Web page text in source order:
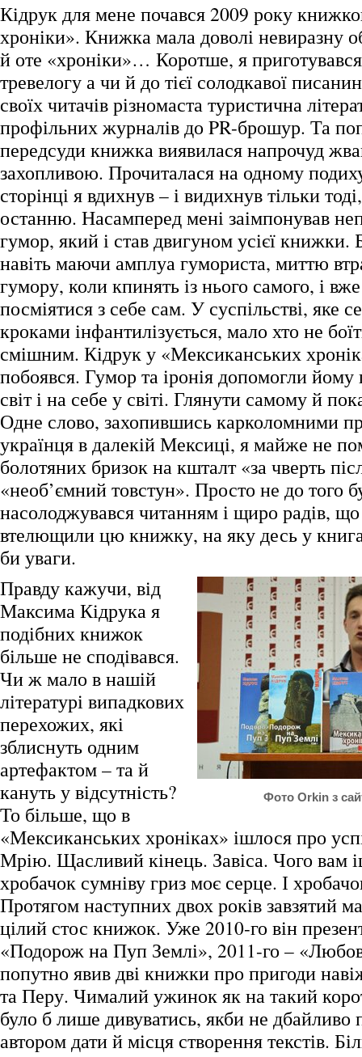
Кідрук для мене почався 2009 року
хроніки». Книжка мала доволі невиразну
й оте «хроніки»… Коротше, я приготувався
тревелогу а чи й до тієї солодкавої
своїх читачів різномаста туристична
профільних журналів до PR-брошур. Та
передсуди книжка виявилася напрочуд
захопливою. Прочиталася на одному
сторінці я вдихнув – і видихнув тільки
останню. Насамперед мені заімпонував
гумор, який і став двигуном усієї книжки.
навіть маючи амплуа гумориста, миттю
гумору, коли кпинять із нього самого, і
посміятися з себе сам. У суспільстві, яке
кроками інфантилізується, мало хто не
смішним. Кідрук у «Мексиканських
побоявся. Гумор та іронія допомогли йому
світ і на себе у світі. Глянути самому й
Одне слово, захопившись карколомними
українця в далекій Мексиці, я майже не
болотяних бризок на кшталт «за чверть
«необ’ємний товстун». Просто не до того
насолоджувався читанням і щиро радів,
втелющили цю книжку, на яку десь у
би уваги.
Фото Orkin з
Правду кажучи, від
Максима Кідрука я
подібних книжок
більше не сподівався.
Чи ж мало в нашій
літературі випадкових
перехожих, які
зблиснуть одним
артефактом – та й
кануть у відсутність?
То більше, що в
«Мексиканських хроніках» ішлося про
Мрію. Щасливий кінець. Завіса. Чого вам
хробачок сумніву гриз моє серце. І
Протягом наступних двох років завзятий
цілий стос книжок. Уже 2010-го він
«Подорож на Пуп Землі», 2011-го – «Любов
попутно явив дві книжки про пригоди
та Перу. Чималий ужинок як на такий
було б лише дивуватись, якби не дбайливо
автором дати й місця створення текстів.